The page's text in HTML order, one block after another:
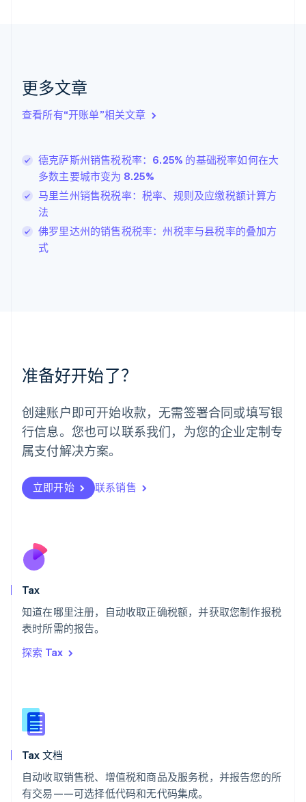
更多文章
查看所有“开账单”相关文章
德克萨斯州销售税税率：6.25% 的基础税率如何在大
多数主要城市变为 8.25%
马里兰州销售税税率：税率、规则及应缴税额计算方
法
佛罗里达州的销售税税率：州税率与县税率的叠加方
式
准备好开始了？
创建账户即可开始收款，无需签署合同或填写银
行信息。您也可以联系我们，为您的企业定制专
属支付解决方案。
立即开始 联系销售
Tax
知道在哪里注册，自动收取正确税额，并获取您制作报税
表时所需的报告。
探索 Tax
Tax 文档
自动收取销售税、增值税和商品及服务税，并报告您的所
有交易——可选择低代码和无代码集成。
捷克
克罗地亚
English
立陶宛
English
列支敦士登
Deutsch
卢森堡
FrançaisDeutschEnglish
罗马尼亚
墨西哥
EspañolEnglish
English
葡萄牙
PortuguêsEnglish
日本
瑞典
Svenska English
瑞士
English
斯洛伐克
泰国
ไทยEnglish
English
English
新西兰
匈牙利
意大利
ItalianoEnglish